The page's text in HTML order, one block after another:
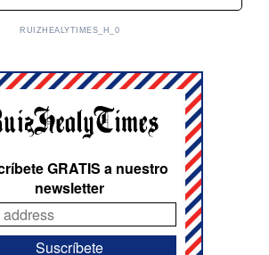
RUIZHEALYTIMES_H_0
GRATIS a nuestro
newsletter